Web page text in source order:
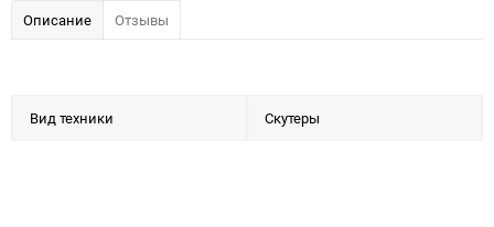
Описание Отзывы
Вид техники Скутеры